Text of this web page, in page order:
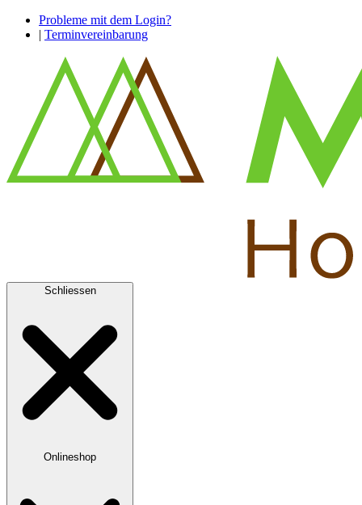
Probleme mit dem Login?
| Terminvereinbarung
Schliessen
Onlineshop